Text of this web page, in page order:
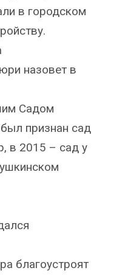
в городском
назовет в
Садом
признан сад
в 2015 – сад у
благоустроят